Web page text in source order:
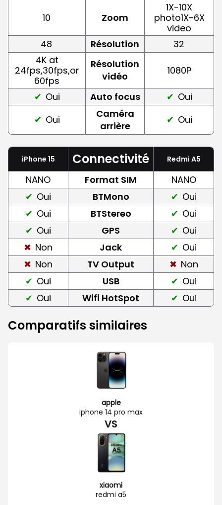
10 Zoom
1X-10X
photo1X-6X
video
48
Résolution
32
4K at
24fps,30fps,or
60fps
Résolution
vidéo
1080P
Oui Auto focus
Oui
Oui
Caméra
arrière
Oui
iPhone 15 Connectivité Redmi A5
NANO Format SIM
NANO
Oui
BTMono
Oui
Oui
BTStereo
Oui
Oui
GPS
Oui
Non
Jack
Oui
Non
TV Output
Non
Oui
USB
Oui
Oui
Wifi HotSpot Oui
Comparatifs similaires
apple
iphone 14 pro max
VS
xiaomi
redmi a5